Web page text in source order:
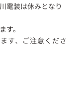
電装は休みとなり
す。
す、ご注意くださ